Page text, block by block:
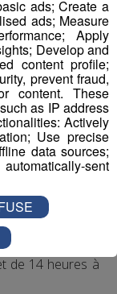
se sont
une dose de
vacanciers de
opérationnel à
dose. Il
sont complets,
Chamonix au
mercredi 15
vendredi 24
de 14 heures à
ads; Create a
ads; Measure
Apply
Develop and
content profile;
prevent fraud,
content. These
as IP address
Actively
Use precise
data sources;
sent